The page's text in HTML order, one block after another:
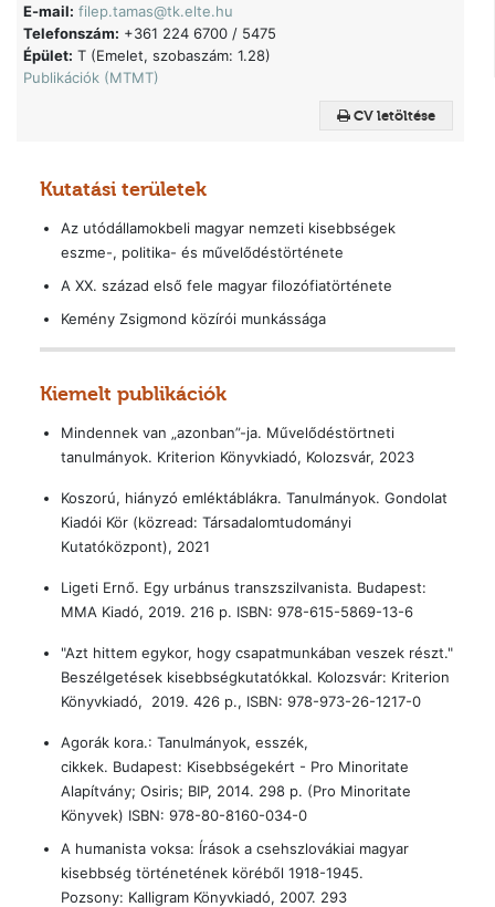
CV letöltése
E-mail: filep.tamas@tk.elte.hu
Telefonszám: +361 224 6700 / 5475
Épület: T (Emelet, szobaszám: 1.28)
Publikációk (MTMT)
Kutatási területek
Az utódállamokbeli magyar nemzeti kisebbségek
eszme-, politika- és művelődéstörténete
A XX. század első fele magyar filozófiatörténete
Kemény Zsigmond közírói munkássága
Kiemelt publikációk
Mindennek van „azonban”-ja. Művelődéstörtneti
tanulmányok. Kriterion Könyvkiadó, Kolozsvár, 2023
Koszorú, hiányzó emléktáblákra. Tanulmányok. Gondolat
Kiadói Kör (közread: Társadalomtudományi
Kutatóközpont), 2021
Ligeti Ernő. Egy urbánus transzszilvanista. Budapest:
MMA Kiadó, 2019. 216 p. ISBN: 978-615-5869-13-6
"Azt hittem egykor, hogy csapatmunkában veszek részt."
Beszélgetések kisebbségkutatókkal. Kolozsvár: Kriterion
Könyvkiadó, 2019. 426 p., ISBN: 978-973-26-1217-0
Agorák kora.: Tanulmányok, esszék,
cikkek. Budapest: Kisebbségekért - Pro Minoritate
Alapítvány; Osiris; BIP, 2014. 298 p. (Pro Minoritate
Könyvek) ISBN: 978-80-8160-034-0
A humanista voksa: Írások a csehszlovákiai magyar
kisebbség történetének köréből 1918-1945.
Pozsony: Kalligram Könyvkiadó, 2007. 293